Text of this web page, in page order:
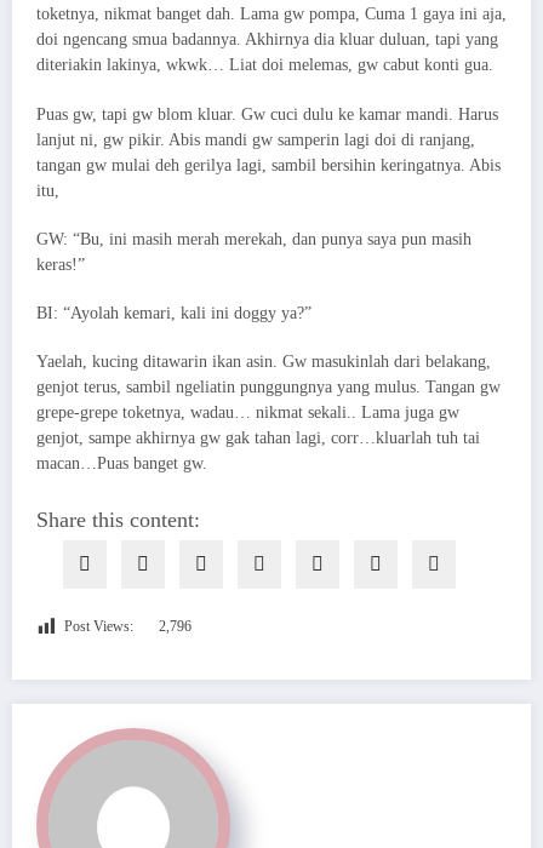
toketnya, nikmat banget dah. Lama gw pompa, Cuma 1 gaya ini aja,
doi ngencang smua badannya. Akhirnya dia kluar duluan, tapi yang
diteriakin lakinya, wkwk… Liat doi melemas, gw cabut konti gua.
Puas gw, tapi gw blom kluar. Gw cuci dulu ke kamar mandi. Harus
lanjut ni, gw pikir. Abis mandi gw samperin lagi doi di ranjang,
tangan gw mulai deh gerilya lagi, sambil bersihin keringatnya. Abis
itu,
GW: “Bu, ini masih merah merekah, dan punya saya pun masih
keras!”
BI: “Ayolah kemari, kali ini doggy ya?”
Yaelah, kucing ditawarin ikan asin. Gw masukinlah dari belakang,
genjot terus, sambil ngeliatin punggungnya yang mulus. Tangan gw
grepe-grepe toketnya, wadau… nikmat sekali.. Lama juga gw
genjot, sampe akhirnya gw gak tahan lagi, corr…kluarlah tuh tai
macan…Puas banget gw.
Share this content:
Post Views: 2,796